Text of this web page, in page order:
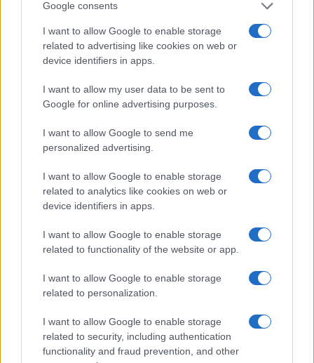
Google consents
I want to allow Google to enable storage
related to advertising like cookies on web or
device identifiers in apps.
I want to allow my user data to be sent to
Google for online advertising purposes.
I want to allow Google to send me
personalized advertising.
I want to allow Google to enable storage
related to analytics like cookies on web or
device identifiers in apps.
I want to allow Google to enable storage
related to functionality of the website or app.
I want to allow Google to enable storage
related to personalization.
I want to allow Google to enable storage
related to security, including authentication
functionality and fraud prevention, and other
Ključne besede: 5g
telekomunikacije
Več iz kategorije Novice
zlorabe plačilnih kartic s
skimmingom
dajatvah občutna pocenitev
goriv
Na Koroško prihaja
avtomobilski spektakel:
Rohnenje motorjev, dvoboji na
Plohe in nevihte bodo do
večera zajele večji del države